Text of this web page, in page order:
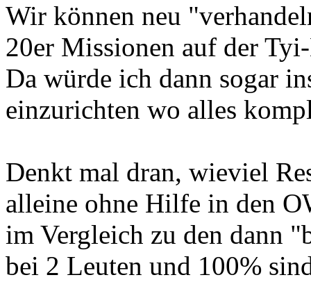
Wir können neu
20er Missionen auf der
Da würde ich dann sogar
einzurichten wo alles
Denkt mal dran, wieviel
alleine ohne Hilfe in den
im Vergleich zu den dann
bei 2 Leuten und 100%